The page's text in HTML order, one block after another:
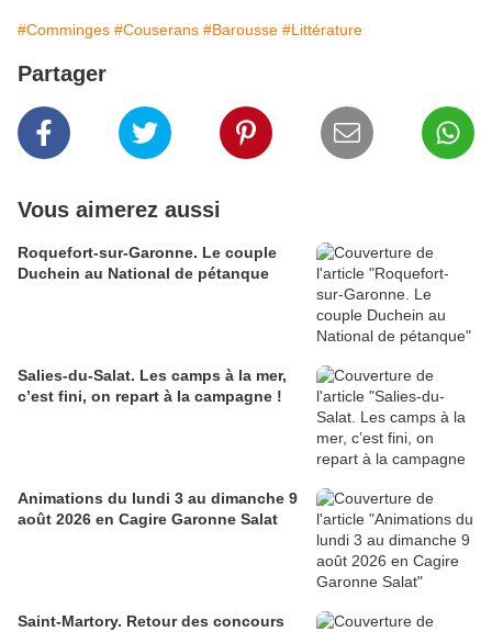
#Comminges #Couserans #Barousse #Littérature
Partager
Vous aimerez aussi
Roquefort-sur-Garonne. Le couple
Duchein au National de pétanque
Salies-du-Salat. Les camps à la mer,
c’est fini, on repart à la campagne !
Animations du lundi 3 au dimanche 9
août 2026 en Cagire Garonne Salat
Saint-Martory. Retour des concours